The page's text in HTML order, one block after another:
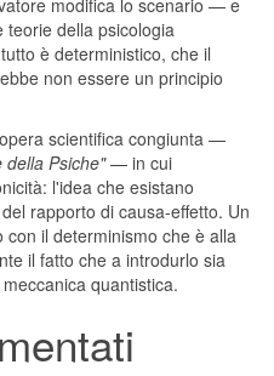
della psicologia
è deterministico, che il
non essere un principio
scientifica congiunta —
della Psiche"— in cui
l'idea che esistano
rapporto di causa-effetto. Un
il determinismo che è alla
il fatto che a introdurlo sia
quantistica.